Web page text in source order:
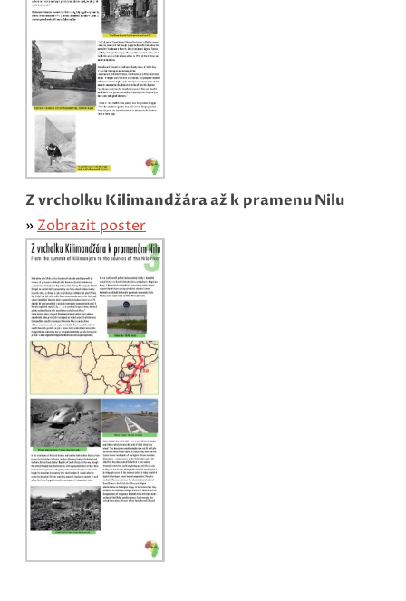
Z vrcholkuKilimandžára až k pramenu Nilu
» Zobrazit poster